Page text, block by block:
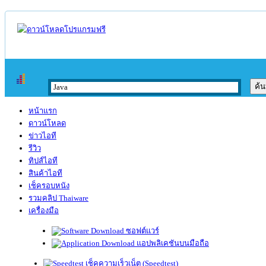
หน้าแรก
ดาวน์โหลด
ข่าวไอที
รีวิว
ทิปส์ไอที
สินค้าไอที
เช็ครอบหนัง
รวมคลิป Thaiware
เครื่องมือ
ซอฟต์แวร์
แอปพลิเคชันบนมือถือ
เช็คความเร็วเน็ต (Speedtest)